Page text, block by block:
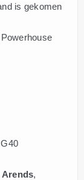
is gekomen
Arends,